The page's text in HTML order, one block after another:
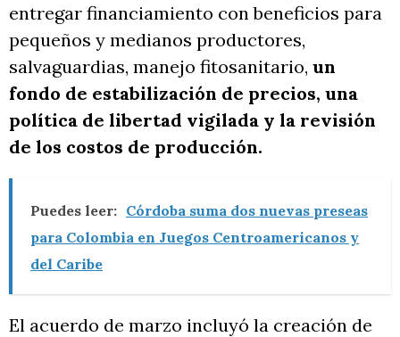
entregar financiamiento con beneficios para
pequeños y medianos productores,
salvaguardias, manejo fitosanitario, un
fondo de estabilización de precios, una
política de libertad vigilada y la revisión
de los costos de producción.
Puedes leer: Córdoba suma dos nuevas preseas
para Colombia en Juegos Centroamericanos y
del Caribe
El acuerdo de marzo incluyó la creación de